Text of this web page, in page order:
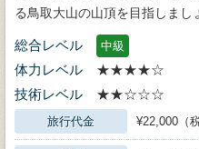
る鳥取大山の山頂を目指しまし
総合レベル 中級
体力レベル
★★★★☆
技術レベル
★★☆☆☆
旅行代金 ¥22,000（